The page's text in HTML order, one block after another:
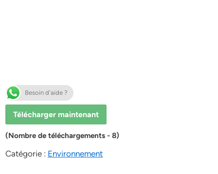
Besoin d'aide ?
Télécharger maintenant
(Nombre de téléchargements - 8)
Catégorie : Environnement